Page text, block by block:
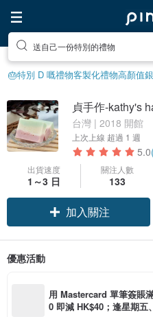
送自己一份特別的禮物
🎂特別 D 嘅禮物客製化禮物高顏值
貞手作-kathy's
台灣 | 2018 開館
上次上線 超過 1 週
5.0
出貨速度
1～3 日
關注人數
133
加入關注
優惠活動
用 Mastercard 單筆簽賬
0 即減 HK$40；逢星期五